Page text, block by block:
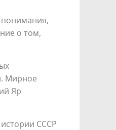
о том,
Мирное
Яр
СССР